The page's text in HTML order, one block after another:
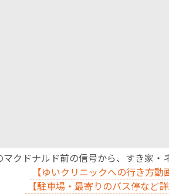
クドナルド前の信号から、すき家・
【ゆいクリニックへの行き方動
【駐車場・最寄りのバス停など詳